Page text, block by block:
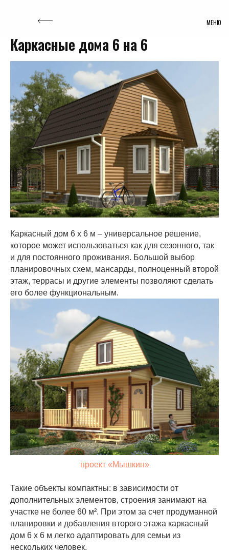
МЕНЮ
Каркасные дома 6 на 6
Каркасный дом 6 х 6 м – универсальное решение,
которое может использоваться как для сезонного, так
и для постоянного проживания. Большой выбор
планировочных схем, мансарды, полноценный второй
этаж, террасы и другие элементы позволяют сделать
его более функциональным.
проект «Мышкин»
Такие объекты компактны: в зависимости от
дополнительных элементов, строения занимают на
участке не более 60 м². При этом за счет продуманной
планировки и добавления второго этажа каркасный
дом 6 х 6 м легко адаптировать для семьи из
нескольких человек.